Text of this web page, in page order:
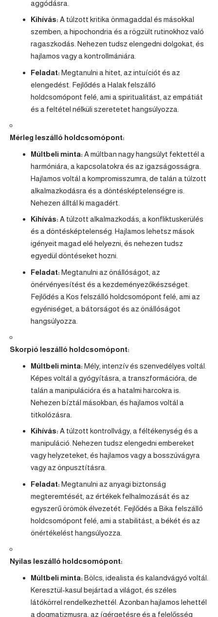
aggódásra.
Kihívás: A túlzott kritika önmagaddal és másokkal
szemben, a hipochondria és a rögzült rutinokhoz való
ragaszkodás. Nehezen tudsz elengedni dolgokat, és
hajlamos vagy a kontrollmániára.
Feladat: Megtanulni a hitet, az intuíciót és az
elengedést. Fejlődés a Halakfelszálló
holdcsomópont felé, ami a spiritualitást, az empátiát
és a feltétel nélküli szeretetet hangsúlyozza.
Mérleg leszálló holdcsomópont:
Múltbeli minta: A múltban nagy hangsúlyt fektettél a
harmóniára, a kapcsolatokra és az igazságosságra.
Hajlamos voltál a kompromisszumra, de talán a túlzott
alkalmazkodásra és a döntésképtelenségre is.
Nehezen álltál ki magadért.
Kihívás: A túlzott alkalmazkodás, a konfliktuskerülés
és a döntésképtelenség. Hajlamos lehetsz mások
igényeit magad elé helyezni, és nehezen tudsz
egyedül döntéseket hozni.
Feladat: Megtanulni az önállóságot, az
önérvényesítést és a kezdeményezőkészséget.
Fejlődés a Kos felszálló holdcsomópont felé, ami az
egyéniséget, a bátorságot és az önállóságot
hangsúlyozza.
Skorpió leszálló holdcsomópont:
Múltbeli minta: Mély, intenzív és szenvedélyes voltál.
Képes voltál a gyógyításra, a transzformációra, de
talán a manipulációra és a hatalmi harcokra is.
Nehezen bíztál másokban, és hajlamos voltál a
titkolózásra.
Kihívás: A túlzott kontrollvágy, a féltékenység és a
manipuláció. Nehezen tudsz elengedni embereket
vagy helyzeteket, és hajlamos vagy a bosszúvágyra
vagy az önpusztításra.
Feladat: Megtanulni az anyagi biztonság
megteremtését, az értékek felhalmozását és az
egyszerű örömök élvezetét. Fejlődés a Bika felszálló
holdcsomópont felé, ami a stabilitást, a békét és az
önértékelést hangsúlyozza.
Nyilas leszálló holdcsomópont:
Múltbeli minta: Bölcs, idealista és kalandvágyó voltál.
Keresztül-kasul bejártad a világot, és széles
látókörrel rendelkezhettél. Azonban hajlamos lehettél
a dogmatizmusra, az ígérgetésre és a felelősség